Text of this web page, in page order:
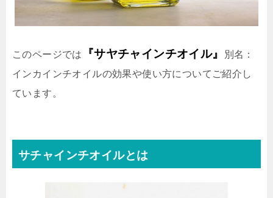
このページでは 『サヤチャインチオイル』
別名：
インカインチオイルの効果や使い方についてご紹介し
ています。
サチャインチオイルとは